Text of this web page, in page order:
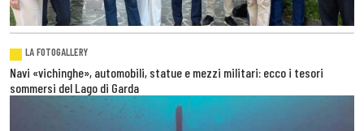
LA FOTOGALLERY
Navi «vichinghe», automobili, statue e mezzi militari: ecco i tesori
sommersi del Lago di Garda